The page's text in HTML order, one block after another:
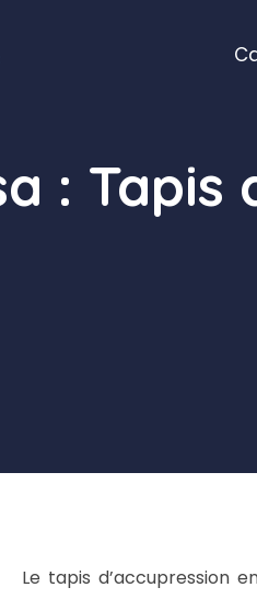
:
Le tapis d’accupression